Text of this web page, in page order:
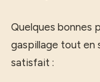
Quelques bonnes
gaspillage tout en
satisfait :